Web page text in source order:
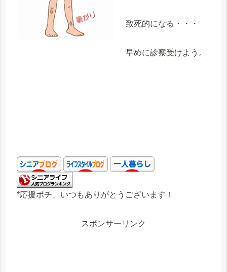
致死的になる・・・
早めに診察受けよう。
*応援ポチ、いつもありがとうございます！
スポンサーリンク